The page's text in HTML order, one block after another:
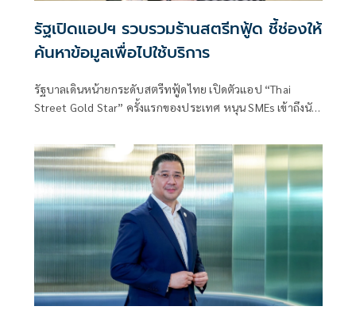
รัฐเปิดแอปฯ รวบรวมร้านสตรีทฟู้ด ชี้ช่องให้
ค้นหาข้อมูลเพื่อไปใช้บริการ
รัฐบาลเดินหน้ายกระดับสตรีทฟู้ดไทย เปิดตัวแอป “Thai
Street Gold Star” ครั้งแรกของประเทศ หนุน SMEs เข้าถึงนัก